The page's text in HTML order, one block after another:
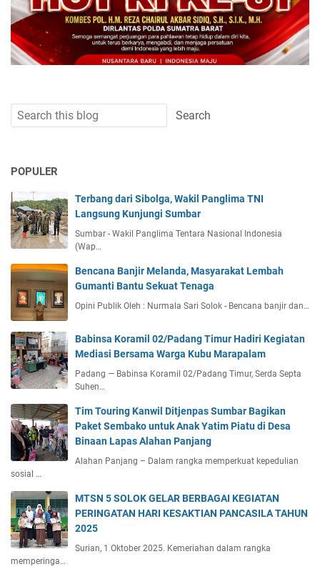
POPULER
Terbang dari Sibolga, Wakil Panglima TNI
Langsung Kunjungi Sumbar
Sumbar - Wakil Panglima Tentara Nasional Indonesia
(Wap…
Bencana Banjir Melanda, Masyarakat Lembah
Gumanti Bantu Sekuat Tenaga
Opini Publik Oleh : Nurmala Sari Solok - Bencana banjir dan…
Babinsa Koramil 02/Padang Timur Hadiri Kegiatan
Mediasi Bersama Warga Kubu Marapalam
Padang — Babinsa Koramil 02/Padang Timur, Serda Septa
Suhen…
Tim Touring Kanwil Ditjenpas Sumbar Bagikan
Paket Sembako untuk Anak Yatim Piatu di Desa
Binaan Lapas Alahan Panjang
Alahan Panjang – Dalam rangka memperkuat kepedulian
sosial …
MTSN 5 SOLOK GELAR BERBAGAI KEGIATAN
PERINGATAN HARI KESAKTIAN PANCASILA TAHUN
2025
Surian, 1 Oktober 2025. Kemeriahan dalam rangka
memperinga…